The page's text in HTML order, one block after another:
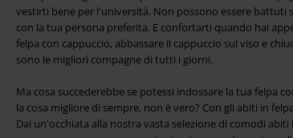
vestirti bene per l'università. Non possono essere battuti
con la tua persona preferita. E confortarti quando hai
felpa con cappuccio, abbassare il cappuccio sul viso e
sono le migliori compagne di tutti i giorni.
Ma cosa succederebbe se potessi indossare la tua felpa
la cosa migliore di sempre, non è vero? Con gli abiti in
Dai un'occhiata alla nostra vasta selezione di comodi